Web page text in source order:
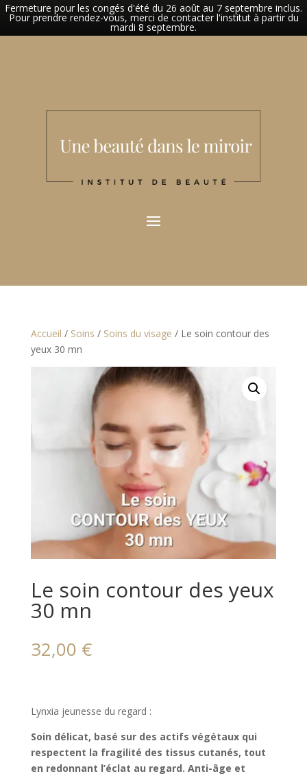
Fermeture pour les congés d'été du 26 août au 7 septembre inclus.
Pour prendre rendez-vous, merci de contacter l'institut à partir du
mardi 8 septembre.
Accueil / Soins / Soins du visage / Le soin contour des
yeux 30 mn
Le soin contour des yeux
30 mn
32,00 €
Lynxia jeunesse du regard :
Soin délicat, basé sur des actifs végétaux qui
respectent la fragilité des tissus cutanés, tout
en redonnant l’éclat au regard. Anti-âge et